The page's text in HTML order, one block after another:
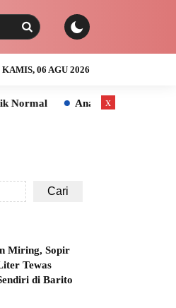
KAMIS, 06 AGU 2026
Usia 3 Tahun Tewas
Cari
Miring, Sopir
Tewas
di Barito
x